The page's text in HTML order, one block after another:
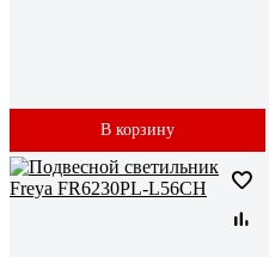
В корзину